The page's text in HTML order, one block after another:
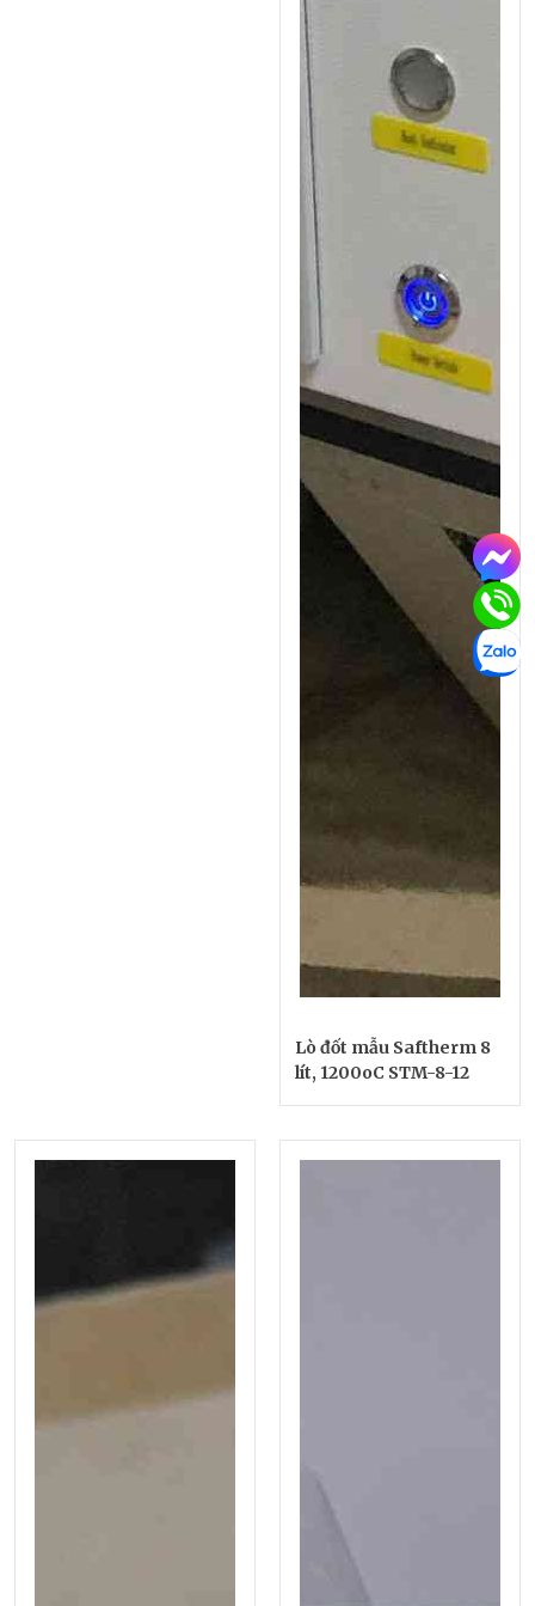
Lò đốt mẫu Saftherm 8
lít, 1200oC STM-8-12